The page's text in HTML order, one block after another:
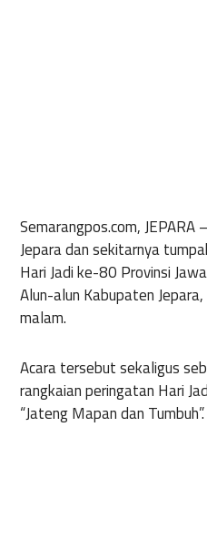
Semarangpos.com,
Jepara dan sekitarnya
Hari Jadi ke-80 Provinsi
Alun-alun Kabupaten
malam.
Acara tersebut sekaligus
rangkaian peringatan Hari
“Jateng Mapan dan Tumbuh”.